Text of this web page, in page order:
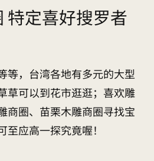
特定喜好搜罗者
，台湾各地有多元的大型
草可以到花市逛逛；喜欢雕
商圈、苗栗木雕商圈寻找宝
应高一探究竟喔！